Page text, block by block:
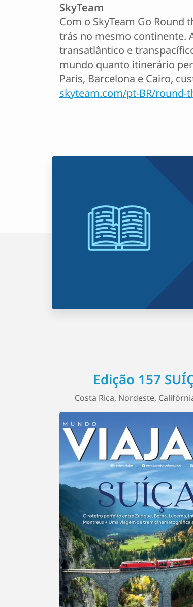
SkyTeam
Com o SkyTeam Go
trás no mesmo continente.
transatlântico e
mundo quanto itinerário
Paris, Barcelona e Cairo,
skyteam.com/pt-BR/round-
Edição 157
Costa Rica, Nordeste,